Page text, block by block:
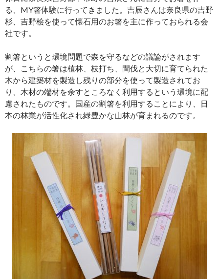
る、MY箸体験に行ってきました。吉辰さんは奈良県の吉野
杉、吉野桧を使って懐石用のお箸を主に作っておられる会
社です。
割箸というと環境問題で森を守るなどの議論がされます
が、こちらの箸は植林、枝打ち、間伐と大切に育てられた
木から建築材を製造し残りの部分を使って製造されてお
り、木材の端材を余すところなく利用するという環境に配
慮されたものです。国産の割箸を利用することにより、日
本の林業が活性化され緑豊かな山林が育まれるのです。